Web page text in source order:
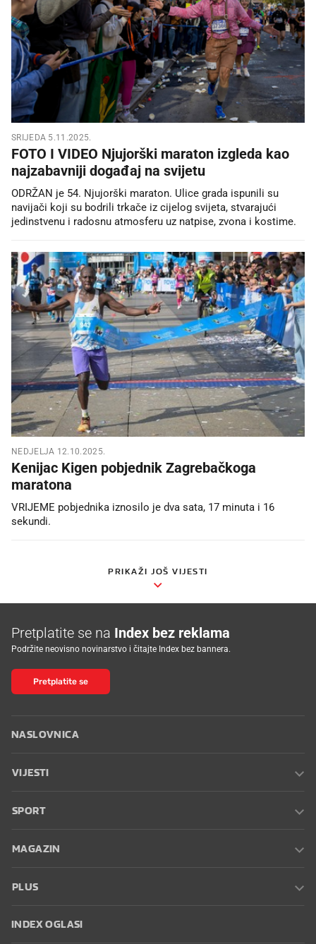
SRIJEDA 5.11.2025.
FOTO I VIDEO Njujorški maraton izgleda kao
najzabavniji događaj na svijetu
ODRŽAN je 54. Njujorški maraton. Ulice grada ispunili su
navijači koji su bodrili trkače iz cijelog svijeta, stvarajući
jedinstvenu i radosnu atmosferu uz natpise, zvona i kostime.
NEDJELJA 12.10.2025.
Kenijac Kigen pobjednik Zagrebačkoga
maratona
VRIJEME pobjednika iznosilo je dva sata, 17 minuta i 16
sekundi.
PRIKAŽI JOŠ VIJESTI
Pretplatite se na Index bez reklama
Podržite neovisno novinarstvo i čitajte Index bez bannera.
Pretplatite se
NASLOVNICA
VIJESTI
SPORT
MAGAZIN
PLUS
INDEX OGLASI